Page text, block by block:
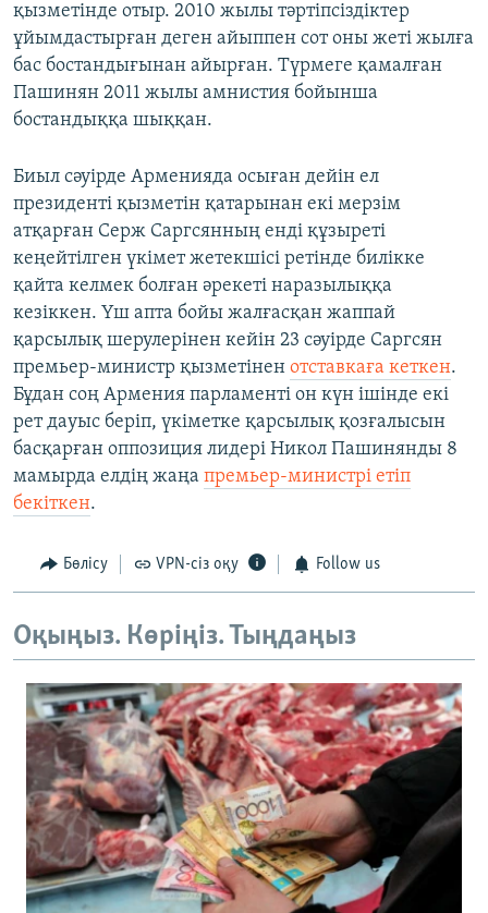
қызметінде отыр. 2010 жылы тәртіпсіздіктер
ұйымдастырған деген айыппен сот оны жеті жылға
бас бостандығынан айырған. Түрмеге қамалған
Пашинян 2011 жылы амнистия бойынша
бостандыққа шыққан.
Биыл сәуірде Арменияда осыған дейін ел
президенті қызметін қатарынан екі мерзім
атқарған Серж Саргсянның енді құзыреті
кеңейтілген үкімет жетекшісі ретінде билікке
қайта келмек болған әрекеті наразылыққа
кезіккен. Үш апта бойы жалғасқан жаппай
қарсылық шерулерінен кейін 23 сәуірде Саргсян
премьер-министр қызметінен отставкаға кеткен.
Бұдан соң Армения парламенті он күн ішінде екі
рет дауыс беріп, үкіметке қарсылық қозғалысын
басқарған оппозиция лидері Никол Пашинянды 8
мамырда елдің жаңа премьер-министрі етіп
бекіткен.
Бөлісу VPN-сіз оқу Follow us
Оқыңыз. Көріңіз. Тыңдаңыз